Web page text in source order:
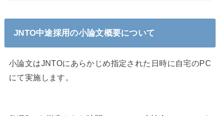
JNTO中途採用の小論文概要について
小論文はJNTOにあらかじめ指定された日時に自宅のPC
にて実施します。